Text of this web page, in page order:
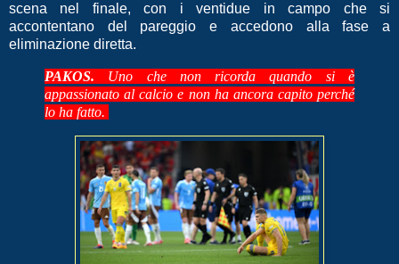
scena nel finale, con i ventidue in campo che si
accontentano del pareggio e accedono alla fase a
eliminazione diretta.
PAKOS. Uno che non ricorda quando si è
appassionato al calcio e non ha ancora capito perché
lo ha fatto.